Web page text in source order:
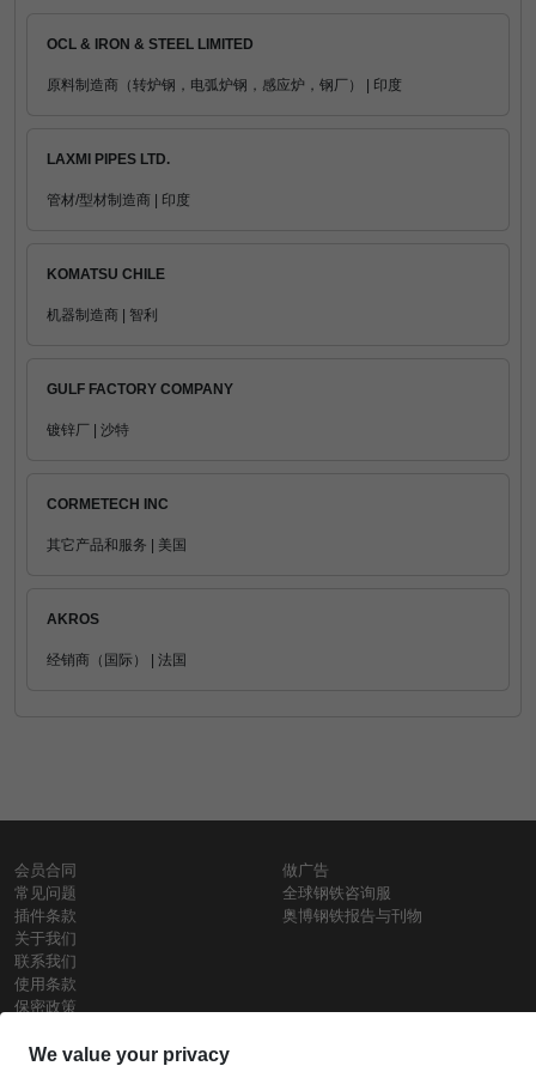
OCL & IRON & STEEL LIMITED
原料制造商（转炉钢，电弧炉钢，感应炉，钢厂） | 印度
LAXMI PIPES LTD.
管材/型材制造商 | 印度
KOMATSU CHILE
机器制造商 | 智利
GULF FACTORY COMPANY
镀锌厂 | 沙特
CORMETECH INC
其它产品和服务 | 美国
AKROS
经销商（国际） | 法国
会员合同
常见问题
插件条款
关于我们
联系我们
使用条款
保密政策
做广告
全球钢铁咨询服
奥博钢铁报告与刊物